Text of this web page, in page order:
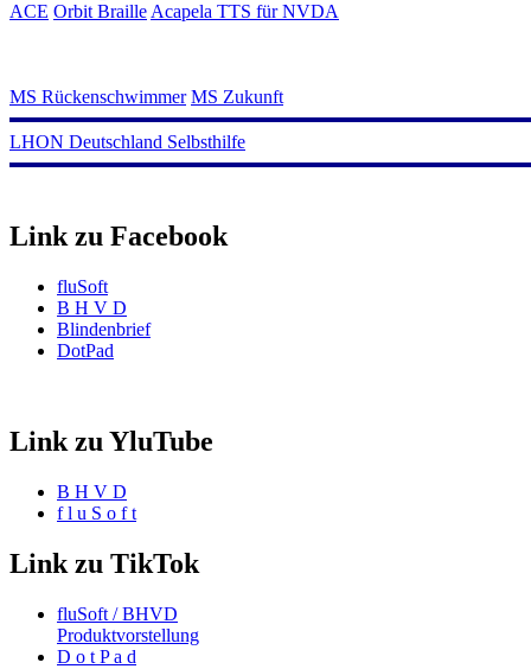
ACE Orbit Braille Acapela TTS für NVDA
MS Rückenschwimmer MS Zukunft
LHON Deutschland Selbsthilfe
Link zu Facebook
fluSoft
B H V D
Blindenbrief
DotPad
Link zu YluTube
B H V D
f l u S o f t
Link zu TikTok
fluSoft / BHVD
Produktvorstellung
D o t P a d